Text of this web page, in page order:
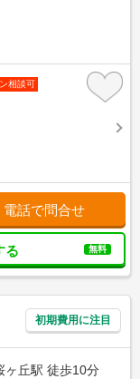
相談可
電話で問合せ
る 無料
初期費用に注目
ヶ丘駅 徒歩10分